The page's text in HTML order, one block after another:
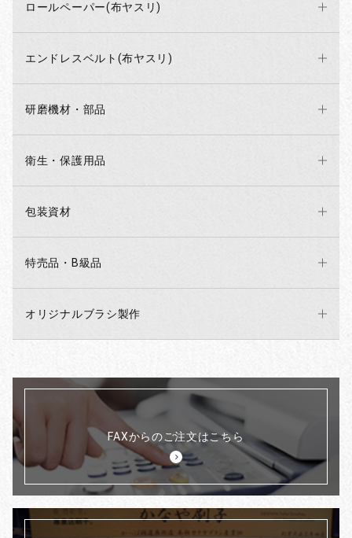
ロールペーパー(布ヤスリ)
エンドレスベルト(布ヤスリ)
研磨機材・部品
衛生・保護用品
包装資材
特売品・B級品
オリジナルブラシ製作
FAXからのご注文はこちら